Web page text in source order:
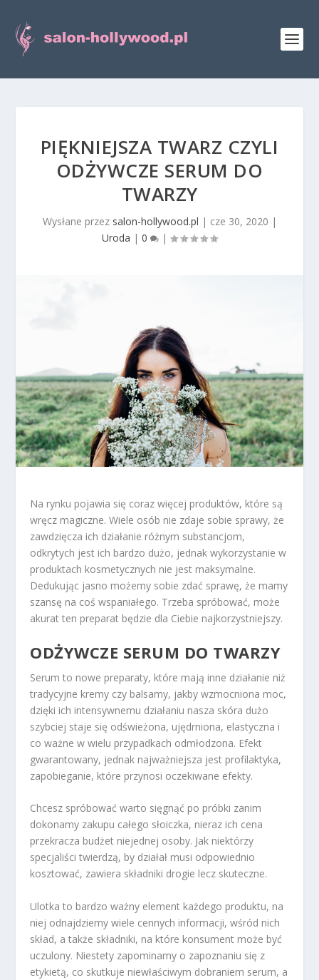
PIĘKNIEJSZA TWARZ CZYLI
ODŻYWCZE SERUM DO
TWARZY
Wysłane przez salon-hollywood.pl | cze 30, 2020 |
Uroda | 0 |
Na rynku pojawia się coraz więcej produktów, które są
wręcz magiczne. Wiele osób nie zdaje sobie sprawy, że
zawdzięcza ich działanie różnym substancjom,
odkrytych jest ich bardzo dużo, jednak wykorzystanie w
produktach kosmetycznych nie jest maksymalne.
Dedukując jasno możemy sobie zdać sprawę, że mamy
szansę na coś wspaniałego. Trzeba spróbować, może
akurat ten preparat będzie dla Ciebie najkorzystniejszy.
ODŻYWCZE SERUM DO TWARZY
Serum to nowe preparaty, które mają inne działanie niż
tradycyjne kremy czy balsamy, jakby wzmocniona moc,
dzięki ich intensywnemu działaniu nasza skóra dużo
szybciej staje się odświeżona, ujędrniona, elastyczna i
co ważne w wielu przypadkach odmłodzona. Efekt
gwarantowany, jednak najważniejsza jest profilaktyka,
zapobieganie, które przynosi oczekiwane efekty.
Chcesz spróbować warto sięgnąć po próbki zanim
dokonamy zakupu całego słoiczka, nieraz ich cena
przekracza budżet niejednej osoby. Jak niektórzy
specjaliści twierdzą, by działał musi odpowiednio
kosztować, zawiera składniki drogie lecz skuteczne.
Ulotka to bardzo ważny element każdego produktu, na
niej odnajdziemy wiele cennych informacji, wśród nich
skład, a także składniki, na które konsument może być
uczulony. Niestety zapominamy o zapoznaniu się z
etykietą, co skutkuje niewłaściwym dobraniem serum, a